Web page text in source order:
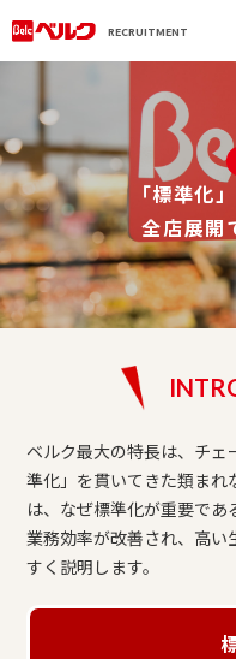
RECRUITMENT
「標準化
全店展開
ベルク最大の特長は、チ
準化」を貫いてきた類まれ
は、なぜ標準化が重要で
業務効率が改善され、高い
すく説明します。